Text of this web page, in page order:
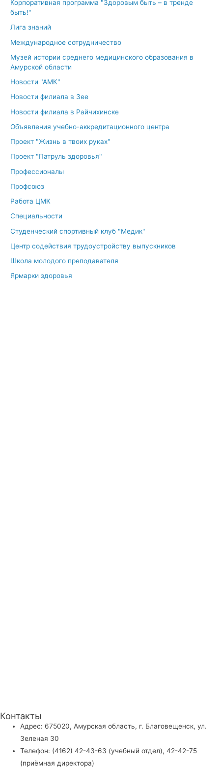
Корпоративная программа "Здоровым быть – в тренде
быть!"
Лига знаний
Международное сотрудничество
Музей истории среднего медицинского образования в
Амурской области
Новости "АМК"
Новости филиала в Зее
Новости филиала в Райчихинске
Объявления учебно-аккредитационного центра
Проект "Жизнь в твоих руках"
Проект "Патруль здоровья"
Профессионалы
Профсоюз
Работа ЦМК
Специальности
Студенческий спортивный клуб "Медик"
Центр содействия трудоустройству выпускников
Школа молодого преподавателя
Ярмарки здоровья
Контакты
Адрес: 675020, Амурская область, г. Благовещенск, ул.
Зеленая 30
Телефон: (4162) 42-43-63 (учебный отдел), 42-42-75
(приёмная директора)